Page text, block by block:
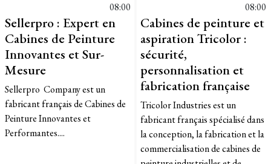
08:00
Sellerpro : Expert en
Cabines de Peinture
Innovantes et Sur-
Mesure
Sellerpro Company est un
fabricant français de Cabines de
Peinture Innovantes et
Performantes....
08:00
Cabines de peinture et
aspiration Tricolor :
sécurité,
personnalisation et
fabrication française
Tricolor Industries est un
fabricant français spécialisé dans
la conception, la fabrication et la
commercialisation de cabines de